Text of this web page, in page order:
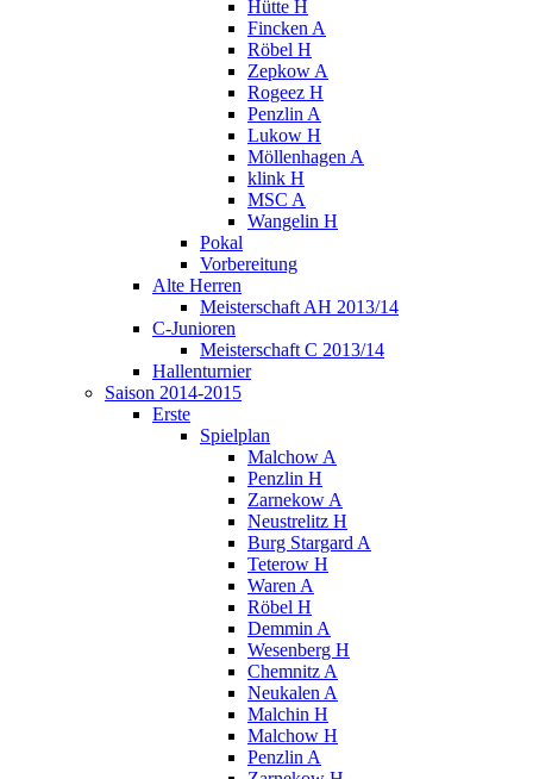
Hütte H
Fincken A
Röbel H
Zepkow A
Rogeez H
Penzlin A
Lukow H
Möllenhagen A
klink H
MSC A
Wangelin H
Pokal
Vorbereitung
Alte Herren
Meisterschaft AH 2013/14
C-Junioren
Meisterschaft C 2013/14
Hallenturnier
Saison 2014-2015
Erste
Spielplan
Malchow A
Penzlin H
Zarnekow A
Neustrelitz H
Burg Stargard A
Teterow H
Waren A
Röbel H
Demmin A
Wesenberg H
Chemnitz A
Neukalen A
Malchin H
Malchow H
Penzlin A